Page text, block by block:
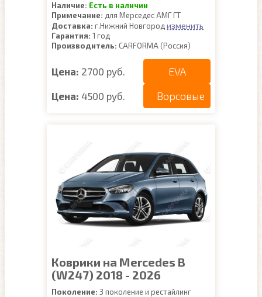
Наличие: Есть в наличии
Примечание: для Мерседес АМГ ГТ
Доставка: г.Нижний Новгород изменить
Гарантия: 1 год
Производитель: CARFORMA (Россия)
Цена: 2700 руб. EVA
Цена: 4500 руб. Ворсовые
Коврики на Mercedes B
(W247) 2018 - 2026
Поколение: 3 поколение и рестайлинг